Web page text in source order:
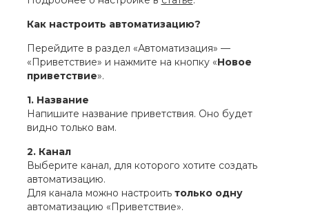
Как настроить автоматизацию?
Перейдите в раздел «Автоматизация» —
«Приветствие» и нажмите на кнопку «Новое
приветствие».
1. Название
Напишите название приветствия. Оно будет
видно только вам.
2. Канал
Выберите канал, для которого хотите создать
автоматизацию.
Для канала можно настроить только одну
автоматизацию «Приветствие».